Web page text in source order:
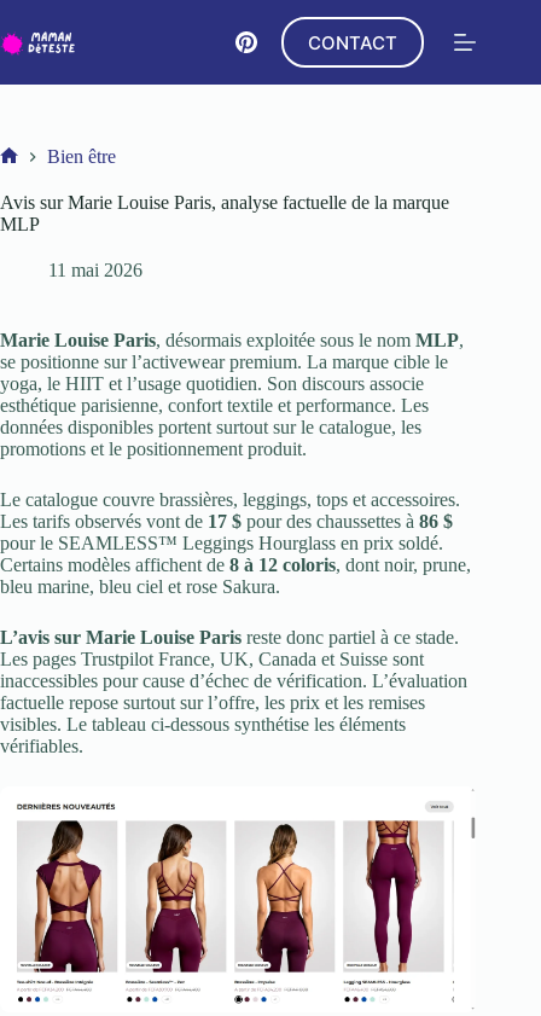
au
contenu
CONTACT
Bien être
Avis sur Marie Louise Paris, analyse factuelle de la marque
MLP
11 mai 2026
Marie Louise Paris, désormais exploitée sous le nom MLP,
se positionne sur l’activewear premium. La marque cible le
yoga, le HIIT et l’usage quotidien. Son discours associe
esthétique parisienne, confort textile et performance. Les
données disponibles portent surtout sur le catalogue, les
promotions et le positionnement produit.
Le catalogue couvre brassières, leggings, tops et accessoires.
Les tarifs observés vont de 17 $ pour des chaussettes à 86 $
pour le SEAMLESS™ Leggings Hourglass en prix soldé.
Certains modèles affichent de 8 à 12 coloris, dont noir, prune,
bleu marine, bleu ciel et rose Sakura.
L’avis sur Marie Louise Paris reste donc partiel à ce stade.
Les pages Trustpilot France, UK, Canada et Suisse sont
inaccessibles pour cause d’échec de vérification. L’évaluation
factuelle repose surtout sur l’offre, les prix et les remises
visibles. Le tableau ci-dessous synthétise les éléments
vérifiables.